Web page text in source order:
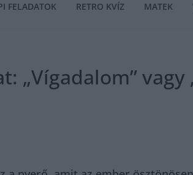
FELADATOK RETRO KVÍZ MATEK
„Vígadalom” vagy